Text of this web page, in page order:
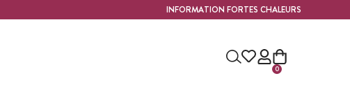
INFORMATION FORTES CHALEURS
0